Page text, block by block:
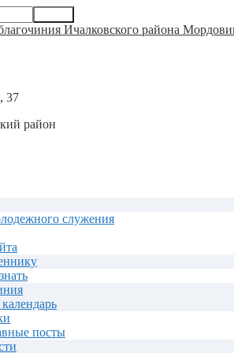
Ичалковского района
37
район
служения
посты